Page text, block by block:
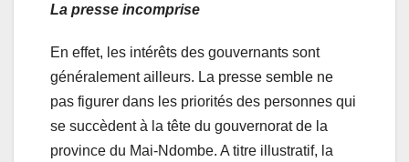
La presse incomprise
En effet, les intérêts des gouvernants sont
généralement ailleurs. La presse semble ne
pas figurer dans les priorités des personnes qui
se succèdent à la tête du gouvernorat de la
province du Mai-Ndombe. A titre illustratif, la